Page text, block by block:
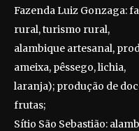
Fazenda Luiz Gonzaga:
rural, turismo rural,
alambique artesanal,
ameixa, pêssego, lichia,
laranja); produção de
frutas;
Sítio São Sebastião: